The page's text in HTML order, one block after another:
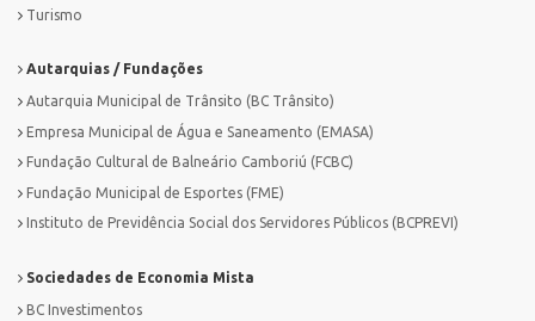
Turismo
Autarquias / Fundações
Autarquia Municipal de Trânsito (BC Trânsito)
Empresa Municipal de Água e Saneamento (EMASA)
Fundação Cultural de Balneário Camboriú (FCBC)
Fundação Municipal de Esportes (FME)
Instituto de Previdência Social dos Servidores Públicos (BCPREVI)
Sociedades de Economia Mista
BC Investimentos